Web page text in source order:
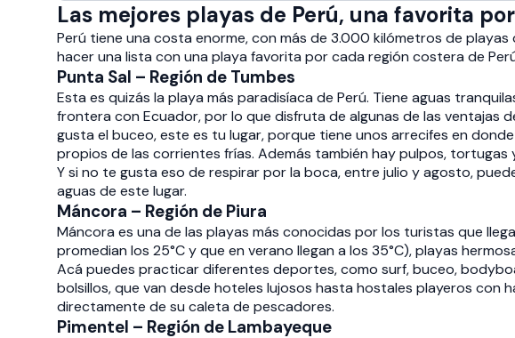
Las mejores playas de Perú, una favorita
Perú tiene una costa enorme, con más de 3.000 kilómetros de
hacer una lista con una playa favorita por cada región costera de
Punta Sal – Región de Tumbes
Esta es quizás la playa más paradisíaca de Perú. Tiene aguas
frontera con Ecuador, por lo que disfruta de algunas de las ventajas
gusta el buceo, este es tu lugar, porque tiene unos arrecifes en
propios de las corrientes frías. Además también hay pulpos, tortugas
Y si no te gusta eso de respirar por la boca, entre julio y agosto,
aguas de este lugar.
Máncora – Región de Piura
Máncora es una de las playas más conocidas por los turistas que
promedian los 25°C y que en verano llegan a los 35°C), playas
Acá puedes practicar diferentes deportes, como surf, buceo,
bolsillos, que van desde hoteles lujosos hasta hostales playeros con
directamente de su caleta de pescadores.
Pimentel – Región de Lambayeque